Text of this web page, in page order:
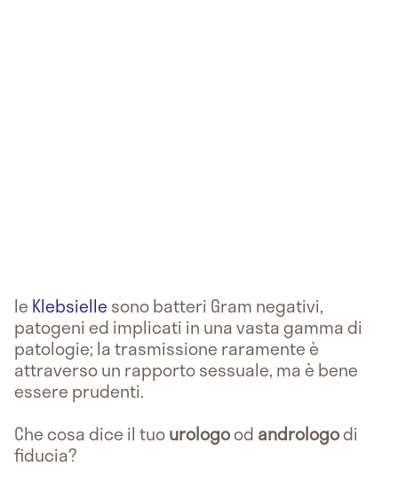
le Klebsielle sono batteri Gram negativi,
patogeni ed implicati in una vasta gamma di
patologie; la trasmissione raramente è
attraverso un rapporto sessuale, ma è bene
essere prudenti.
Che cosa dice il tuourologood andrologodi
fiducia?